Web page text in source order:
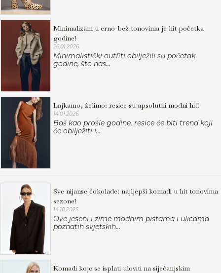
Minimalizam u crno-bež tonovima je hit početka
godine!
26.01.2026.
Minimalistički outfiti obilježili su početak
godine, što nas...
Lajkamo, želimo: resice su apsolutni modni hit!
14.01.2026.
Baš kao prošle godine, resice će biti trend koji
će obilježiti i...
Sve nijanse čokolade: najljepši komadi u hit tonovima
sezone!
14.10.2025.
Ove jeseni i zime modnim pistama i ulicama
poznatih svjetskih...
Komadi koje se isplati uloviti na siječanjskim